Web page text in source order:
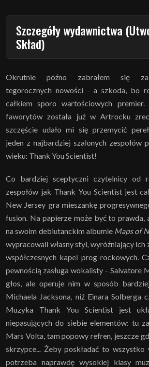
Szczegóły wydawnictwa
Skład)
Okrutnie późno zabrałem się za
tegorocznych nowości - a szkoda, bo
całkiem sporo wartościowych premier.
faworytów została już w Artrocku
szczęście udało mi się przemycić
jeden z najbardziej szalonych zespołów
wieku: Thank You Scientist!
Co bardziej sceptyczni czytelnicy od
zespołów jak Thank You Scientist jest
New Jersey gra mieszankę
fusion. Na papierze może być to prawda,
na swoim debiutanckim albumie Maps of
wypracowali własny styl, wyróżniający ich
współczesnych kapel prog-rockowych.
pewnością zasługa wokalisty - Salvatore
głos, ale operuje nim w sposób bardziej
Michaela Jacksona, niż Einara Solberga
Muzyka Thank You Scientist jest
niepasujących do siebie elementów: tu
Mars Volta, tam popowy refren, jeszcze
skrzypce... Żeby poskładać to wszystko
potrzeba naprawdę wysokiej klasy